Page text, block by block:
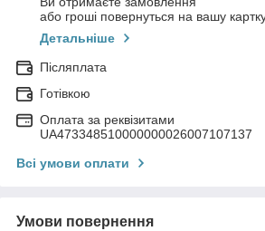
або гроші повернуться на вашу
Детальніше
Післяплата
Готівкою
Оплата за реквізитами
UA473348510000000026007107137
Всі умови оплати
Умови повернення